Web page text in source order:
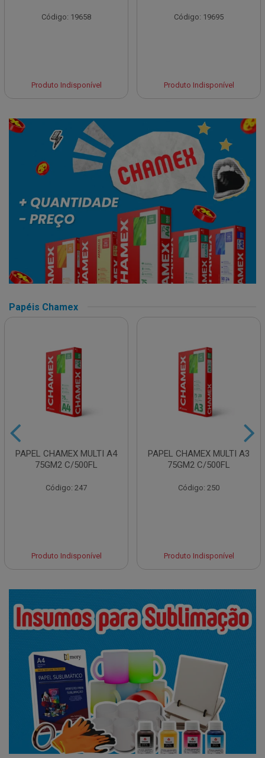
Código: 19658
Produto Indisponível
Código: 19695
Produto Indisponível
Papéis Chamex
PAPEL CHAMEX MULTI A4
75GM2 C/500FL
Código: 247
Produto Indisponível
PAPEL CHAMEX MULTI A3
75GM2 C/500FL
Código: 250
Produto Indisponível